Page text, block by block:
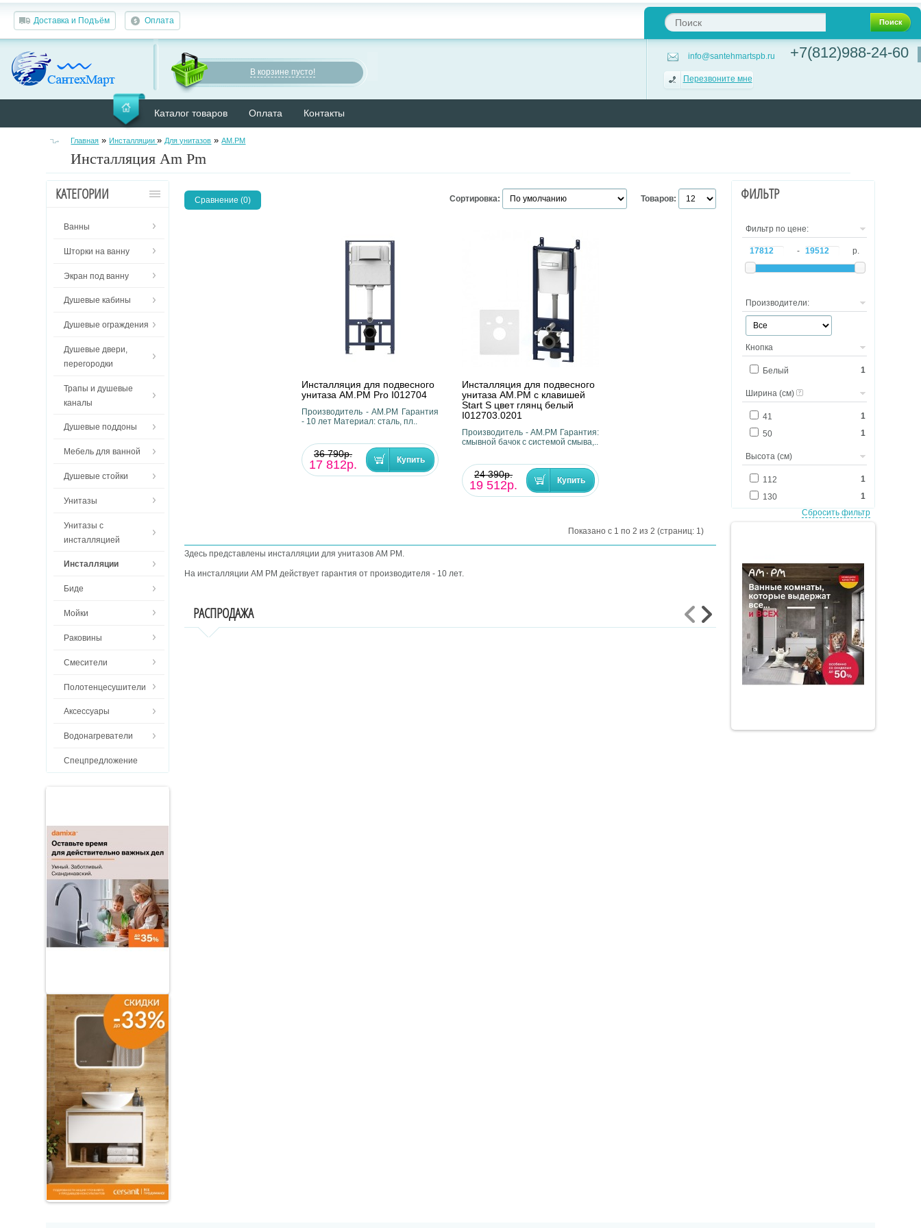
Доставка и Подъём Оплата Поиск
В корзине пусто!
info@santehmartspb.ru
Перезвоните мне
+7(812)988-24-60
Каталог товаров Оплата Контакты
Главная » Инсталляции»Для унитазов »AM.PM
Инсталляция Am Pm
КАТЕГОРИИ
Ванны
Шторки на ванну
Экран под ванну
Душевые кабины
Душевые ограждения
Душевые двери,
перегородки
Трапы и душевые
каналы
Душевые поддоны
Мебель для ванной
Душевые стойки
Унитазы
Унитазы с
инсталляцией
Инсталляции
Биде
Мойки
Раковины
Смесители
Полотенцесушители
Аксессуары
Водонагреватели
Спецпредложение
ФИЛЬТР
Фильтр по цене:
- р.
Производители:
Кнопка
Белый 1
Ширина (см)
41
1
50
1
Высота (см)
112
1
130
1
Сбросить фильтр
Товаров:
Сравнение (0) Сортировка:
Инсталляция для подвесного
унитаза AM.PM Pro I012704
Производитель - AM.PM Гарантия
- 10 лет Материал: сталь, пл..
36 790р.
17 812р.
Инсталляция для подвесного
унитаза AM.PM с клавишей
Start S цвет глянц белый
I012703.0201
Производитель - AM.PM Гарантия:
смывной бачок с системой смыва,..
24 390р.
19 512р.
Показано с 1 по 2 из 2 (страниц: 1)
Здесь представлены инсталляции для унитазов AM PM.
На инсталляции AM PM действует гарантия от производителя - 10 лет.
РАСПРОДАЖА